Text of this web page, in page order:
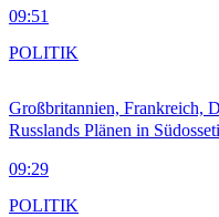
09:51
Großbritannien, Frankreich,
Russlands Plänen in
09:29
POLITIK
POLITIK